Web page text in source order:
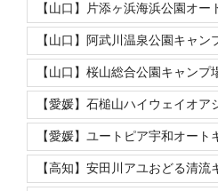
【山口】片添ヶ浜海浜公園オー
【山口】阿武川温泉公園キャン
【山口】桜山総合公園キャンプ
【愛媛】石槌山ハイウェイオア
【愛媛】ユートピア宇和オート
【高知】安田川アユおどる清流